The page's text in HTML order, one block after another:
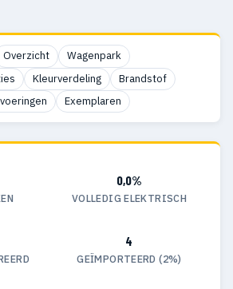
Overzicht
Wagenpark
Kleurverdeling
Brandstof
Exemplaren
0,0%
VOLLEDIG ELEKTRISCH
4
GEÏMPORTEERD (2%)